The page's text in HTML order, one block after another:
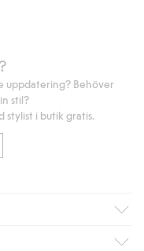
uppdatering? Behöver
stil?
stylist i butik gratis.